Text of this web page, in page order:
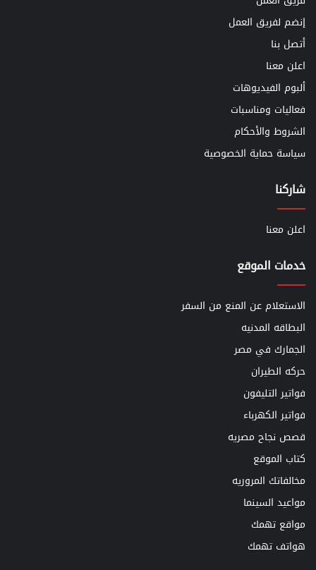
إنضم لفريق العمل
أتصل بنا
اعلن معنا
ألبوم الفيديوهات
فعاليات ومناسبات
الشروط والأحكام
سياسة حماية الخصوصية
شاركنا
اعلن معنا
خدمات الموقع
الاستعلام عن المنع من السفر
البطاقه المدنيه
الجمارك في مصر
حركه الطيران
فواتير التليفون
فواتير الكهرباء
قصص نجاح مصريه
كتاب الموقع
مخالفاتك المروريه
مواعيد السينما
مواقع تهمك
هواتف تهمك